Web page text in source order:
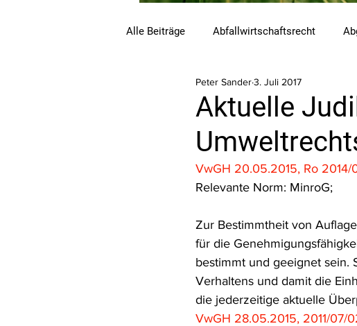
Alle Beiträge Abfallwirtschaftsrecht
Beihilfen und Förderungen
Luftreinhalterecht Naturschutzrecht
Vergaberecht
Wasserrecht RDU Umwelt-Ausgabe
Aktuelle
Peter Sander3. Juli 2017
VwGH 20.05.2015, Ro 2014/
Relevante Norm: MinroG;
Zur Bestimmtheit von
für die
bestimmt und geeignet sein.
Verhaltens und damit die
die jederzeitige aktuelle
VwGH 28.05.2015, 2011/07/